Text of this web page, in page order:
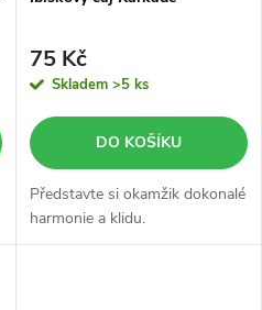
75 Kč
Skladem >5 ks
DO KOŠÍKU
Představte si okamžik dokonalé
harmonie a klidu.